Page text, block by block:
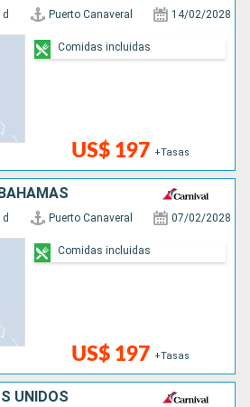
d Puerto Canaveral 14/02/2028
US$ 197 +Tasas
Comidas incluidas
d Puerto Canaveral 07/02/2028
US$ 197 +Tasas
Comidas incluidas
UNIDOS